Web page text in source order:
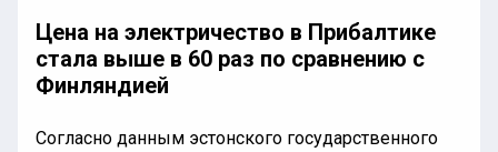
Цена на электричество в Прибалтике
стала выше в 60 раз по сравнению с
Финляндией
Согласно данным эстонского государственного